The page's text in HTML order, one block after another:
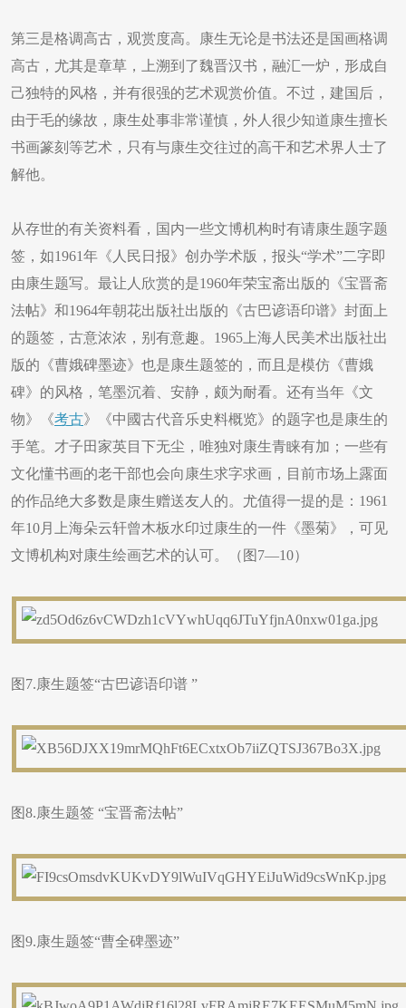
第三是格调高古，观赏度高。康生无论是书法还是国画格调
高古，尤其是章草，上溯到了魏晋汉书，融汇一炉，形成自
己独特的风格，并有很强的艺术观赏价值。不过，建国后，
由于毛的缘故，康生处事非常谨慎，外人很少知道康生擅长
书画篆刻等艺术，只有与康生交往过的高干和艺术界人士了
解他。
从存世的有关资料看，国内一些文博机构时有请康生题字题
签，如1961年《人民日报》创办学术版，报头“学术”二字即
由康生题写。最让人欣赏的是1960年荣宝斋出版的《宝晋斋
法帖》和1964年朝花出版社出版的《古巴谚语印谱》封面上
的题签，古意浓浓，别有意趣。1965上海人民美术出版社出
版的《曹娥碑墨迹》也是康生题签的，而且是模仿《曹娥
碑》的风格，笔墨沉着、安静，颇为耐看。还有当年《文
物》《考古》《中國古代音乐史料概览》的题字也是康生的
手笔。才子田家英目下无尘，唯独对康生青睐有加；一些有
文化懂书画的老干部也会向康生求字求画，目前市场上露面
的作品绝大多数是康生赠送友人的。尤值得一提的是：1961
年10月上海朵云轩曾木板水印过康生的一件《墨菊》，可见
文博机构对康生绘画艺术的认可。（图7—10）
图7.康生题签“古巴谚语印谱 ”
图8.康生题签 “宝晋斋法帖”
图9.康生题签“曹全碑墨迹”